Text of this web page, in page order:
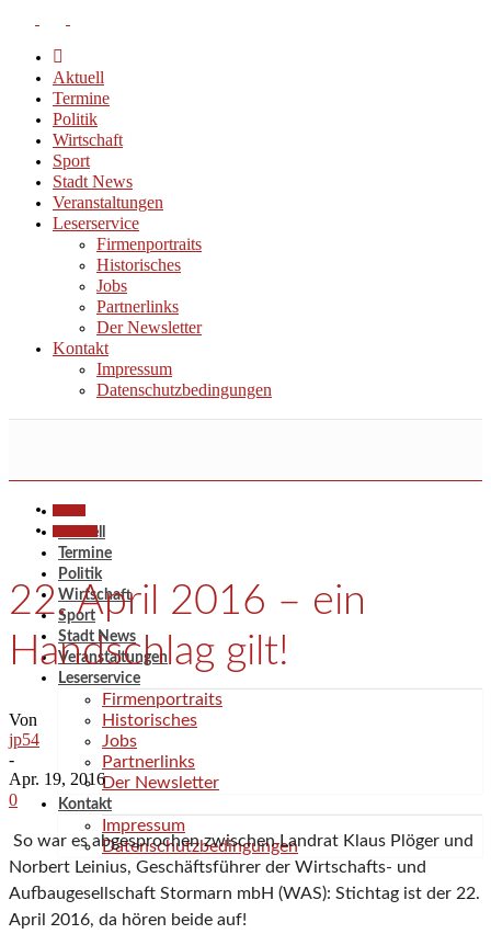
Aktuell
Termine
Politik
Wirtschaft
Sport
Stadt News
Veranstaltungen
Leserservice
Firmenportraits
Historisches
Jobs
Partnerlinks
Der Newsletter
Kontakt
Impressum
Datenschutzbedingungen
Aktuell
Termine
Politik
Wirtschaft
Sport
Stadt News
Veranstaltungen
Leserservice
Firmenportraits
Historisches
Jobs
Partnerlinks
Der Newsletter
Kontakt
Impressum
Datenschutzbedingungen
22. April 2016 – ein
Handschlag gilt!
Von
jp54
-
Apr. 19, 2016
0
So war es abgesprochen zwischen Landrat Klaus Plöger und
Norbert Leinius, Geschäftsführer der Wirtschafts- und
Aufbaugesellschaft Stormarn mbH (WAS): Stichtag ist der 22.
April 2016, da hören beide auf!